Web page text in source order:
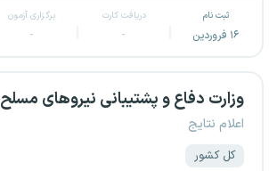
ثبت نام
۱۶ فروردین
دریافت کارت
-
برگزاری آزمون
-
وزارت دفاع و پشتیبانی نیروهای مسلح
اعلام نتایج
کل کشور